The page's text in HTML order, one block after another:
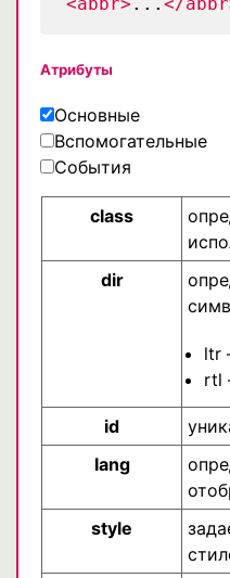
Атрибуты
Основные
Вспомогательные
События
class
dir
ltr
rtl
id
lang
style